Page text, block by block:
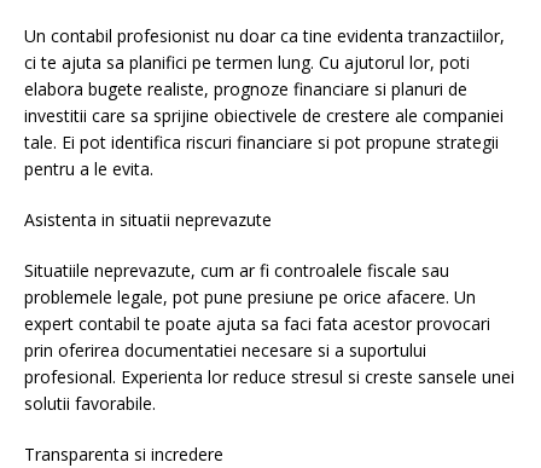
Un contabil profesionist nu doar ca tine evidenta tranzactiilor,
ci te ajuta sa planifici pe termen lung. Cu ajutorul lor, poti
elabora bugete realiste, prognoze financiare si planuri de
investitii care sa sprijine obiectivele de crestere ale companiei
tale. Ei pot identifica riscuri financiare si pot propune strategii
pentru a le evita.
Asistenta in situatii neprevazute
Situatiile neprevazute, cum ar fi controalele fiscale sau
problemele legale, pot pune presiune pe orice afacere. Un
expert contabil te poate ajuta sa faci fata acestor provocari
prin oferirea documentatiei necesare si a suportului
profesional. Experienta lor reduce stresul si creste sansele unei
solutii favorabile.
Transparenta si incredere